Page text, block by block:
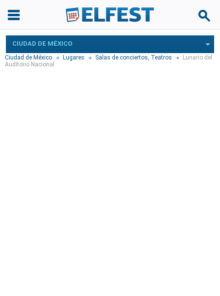
CIUDAD DE MÉXICO
Ciudad de México Lugares Salas de conciertos, Teatros
Lunario del
Auditorio Nacional